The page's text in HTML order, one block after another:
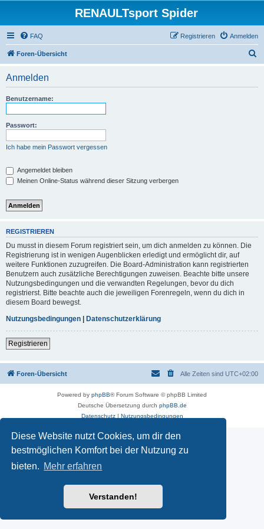
Diese Website nutzt Cookies, um dir den
bestmöglichen Komfort bei der Nutzung zu
bieten. Mehr erfahren
Verstanden!
RENAULTsport Spider
FAQ Anmelden
Registrieren
Foren-Übersicht
Anmelden
Benutzername:
Passwort:
Ich habe mein Passwort vergessen
Angemeldet bleiben
Meinen Online-Status während dieser Sitzung verbergen
REGISTRIEREN
Du musst in diesem Forum registriert sein, um dich anmelden zu können. Die
Registrierung ist in wenigen Augenblicken erledigt und ermöglicht dir, auf
weitere Funktionen zuzugreifen. Die Board-Administration kann registrierten
Benutzern auch zusätzliche Berechtigungen zuweisen. Beachte bitte unsere
Nutzungsbedingungen und die verwandten Regelungen, bevor du dich
registrierst. Bitte beachte auch die jeweiligen Forenregeln, wenn du dich in
diesem Board bewegst.
Nutzungsbedingungen | Datenschutzerklärung
Registrieren
Foren-Übersicht Alle Zeiten sind UTC+02:00
Powered by phpBB® Forum Software © phpBB Limited
Deutsche Übersetzung durch phpBB.de
Datenschutz| Nutzungsbedingungen